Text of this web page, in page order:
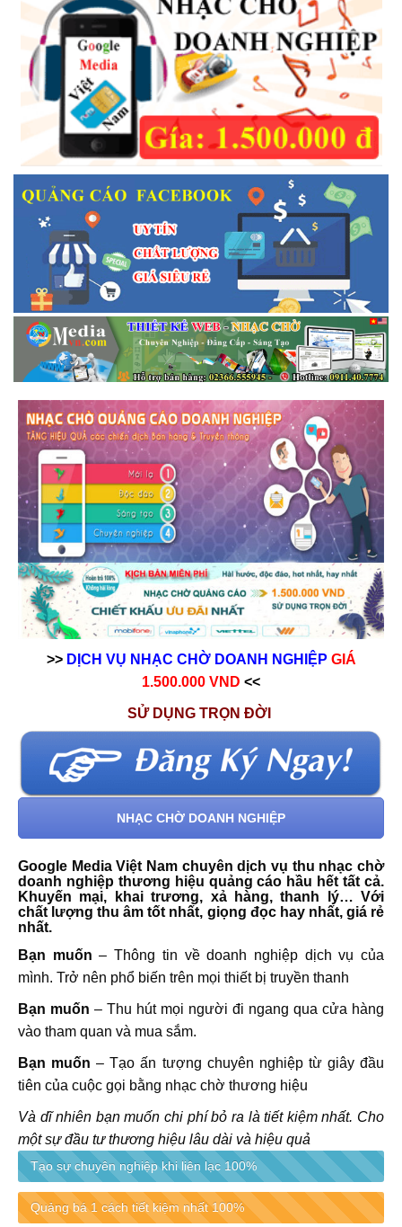
>>DỊCH VỤ NHẠC CHỜ DOANH NGHIỆP GIÁ
1.500.000 VND <<
SỬ DỤNG TRỌN ĐỜI
NHẠC CHỜ DOANH NGHIỆP
Google Media Việt Nam chuyên dịch vụ thu nhạc chờ
doanh nghiệp thương hiệu quảng cáo hầu hết tất cả.
Khuyến mại, khai trương, xả hàng, thanh lý… Với
chất lượng thu âm tốt nhất, giọng đọc hay nhất, giá rẻ
nhất.
Bạn muốn – Thông tin về doanh nghiệp dịch vụ của
mình. Trở nên phổ biến trên mọi thiết bị truyền thanh
Bạn muốn – Thu hút mọi người đi ngang qua cửa hàng
vào tham quan và mua sắm.
Bạn muốn – Tạo ấn tượng chuyên nghiệp từ giây đầu
tiên của cuộc gọi bằng nhạc chờ thương hiệu
Và dĩ nhiên bạn muốn chi phí bỏ ra là tiết kiệm nhất. Cho
một sự đầu tư thương hiệu lâu dài và hiệu quả
Tạo sự chuyên nghiệp khi liên lạc 100%
Quảng bá 1 cách tiết kiệm nhất100%